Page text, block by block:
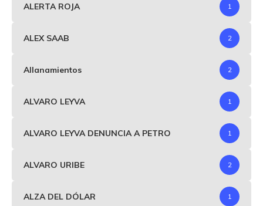
ALERTA ROJA 1
ALEX SAAB 2
Allanamientos 2
ALVARO LEYVA 1
ALVARO LEYVA DENUNCIA A PETRO 1
ALVARO URIBE 2
ALZA DEL DÓLAR 1